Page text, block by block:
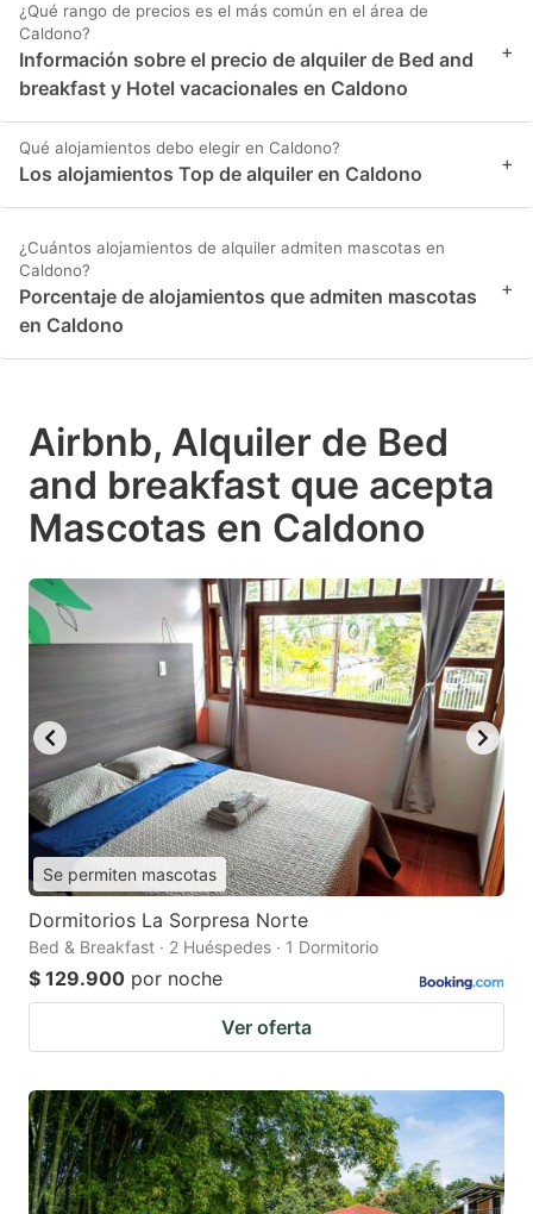
¿Qué rango de precios es el más común en el área de
Caldono?
Información sobre el precio de alquiler de Bed and
breakfast y Hotel vacacionales en Caldono
+
Qué alojamientos debo elegir en Caldono?
Los alojamientos Top de alquiler en Caldono +
¿Cuántos alojamientos de alquiler admiten mascotas en
Caldono?
Porcentaje de alojamientos que admiten mascotas
en Caldono
+
Airbnb, Alquiler de Bed
and breakfast que acepta
Mascotas en Caldono
Se permiten mascotas
Dormitorios La Sorpresa Norte
Bed & Breakfast · 2 Huéspedes · 1 Dormitorio
$ 129.900 por noche
Ver oferta